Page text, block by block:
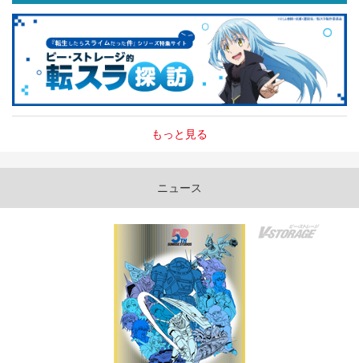
もっと見る
ニュース